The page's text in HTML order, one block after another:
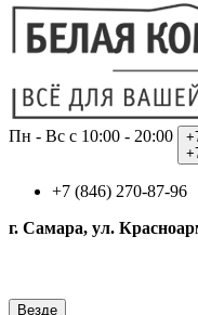
Пн - Вс с 10:00 - 20:00
+7 (846) 270-87-96
г. Самара, ул.
Везде